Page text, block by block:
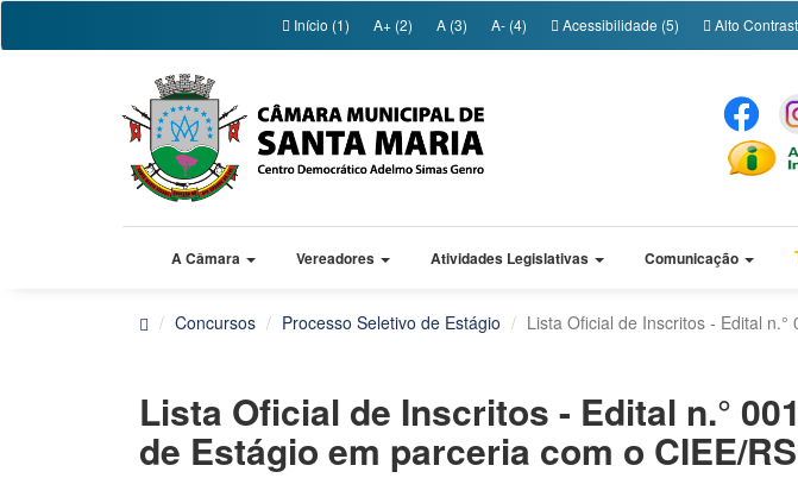
Início (1) A+ (2) A (3) A- (4) Acessibilidade (5) Alto
A Câmara Vereadores Atividades Legislativas Comunicação
Concursos Processo Seletivo de Estágio Lista Oficial de Inscritos - Edital
Lista Oficial de Inscritos - Edital n.°
de Estágio em parceria com o CIEE/RS